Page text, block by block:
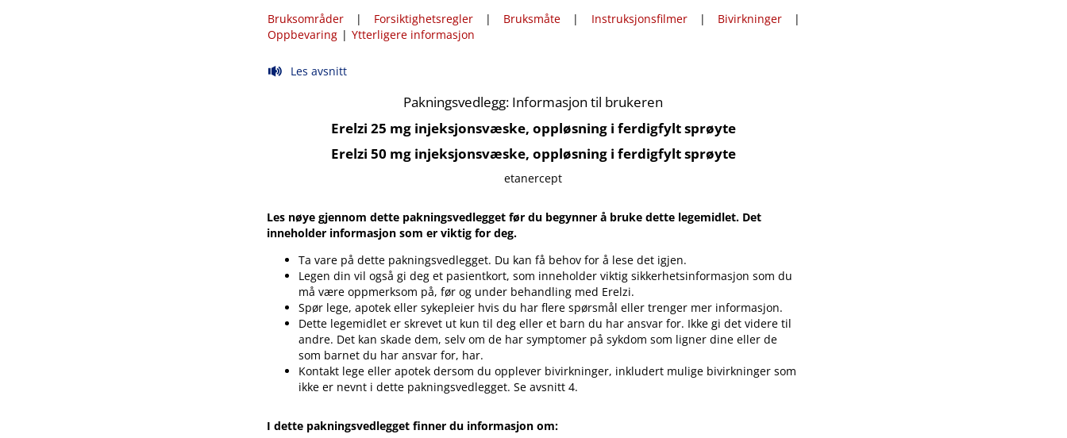
Bruksområder | Forsiktighetsregler | Bruksmåte | Instruksjonsfilmer | Bivirkninger |
Oppbevaring | Ytterligere informasjon
Les avsnitt
Pakningsvedlegg: Informasjon til brukeren
Erelzi 25 mg injeksjonsvæske, oppløsning i ferdigfylt sprøyte
Erelzi 50 mg injeksjonsvæske, oppløsning i ferdigfylt sprøyte
etanercept
Les nøye gjennom dette pakningsvedlegget før du begynner å bruke dette legemidlet. Det
inneholder informasjon som er viktig for deg.
Ta vare på dette pakningsvedlegget. Du kan få behov for å lese det igjen.
Legen din vil også gi deg et pasientkort, som inneholder viktig sikkerhetsinformasjon som du
må være oppmerksom på, før og under behandling med Erelzi.
Spør lege, apotek eller sykepleier hvis du har flere spørsmål eller trenger mer informasjon.
Dette legemidlet er skrevet ut kun til deg eller et barn du har ansvar for. Ikke gi det videre til
andre. Det kan skade dem, selv om de har symptomer på sykdom som ligner dine eller de
som barnet du har ansvar for, har.
Kontakt lege eller apotek dersom du opplever bivirkninger, inkludert mulige bivirkninger som
ikke er nevnt i dette pakningsvedlegget. Se avsnitt 4.
I dette pakningsvedlegget finner du informasjon om: